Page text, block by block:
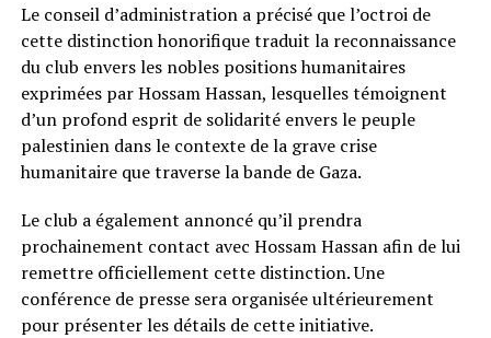
Le conseil d’administration a précisé que l’octroi de
cette distinction honorifique traduit la reconnaissance
du club envers les nobles positions humanitaires
exprimées par Hossam Hassan, lesquelles témoignent
d’un profond esprit de solidarité envers le peuple
palestinien dans le contexte de la grave crise
humanitaire que traverse la bande de Gaza.
Le club a également annoncé qu’il prendra
prochainement contact avec Hossam Hassan afin de lui
remettre officiellement cette distinction. Une
conférence de presse sera organisée ultérieurement
pour présenter les détails de cette initiative.